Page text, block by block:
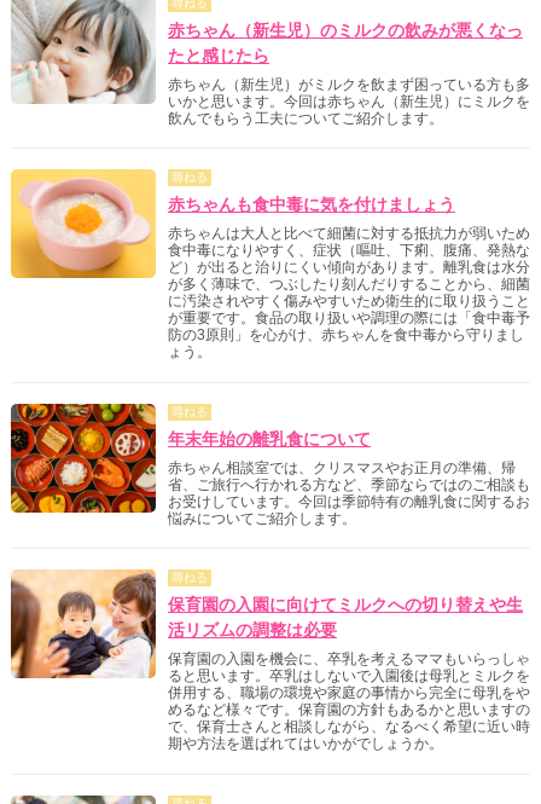
尋ねる
赤ちゃん（新生児）のミルクの飲みが悪くなっ
たと感じたら
赤ちゃん（新生児）がミルクを飲まず困っている方も多
いかと思います。今回は赤ちゃん（新生児）にミルクを
飲んでもらう工夫についてご紹介します。
尋ねる
赤ちゃんも食中毒に気を付けましょう
赤ちゃんは大人と比べて細菌に対する抵抗力が弱いため
食中毒になりやすく、症状（嘔吐、下痢、腹痛、発熱な
ど）が出ると治りにくい傾向があります。離乳食は水分
が多く薄味で、つぶしたり刻んだりすることから、細菌
に汚染されやすく傷みやすいため衛生的に取り扱うこと
が重要です。食品の取り扱いや調理の際には「食中毒予
防の3原則」を心がけ、赤ちゃんを食中毒から守りまし
ょう。
尋ねる
年末年始の離乳食について
赤ちゃん相談室では、クリスマスやお正月の準備、帰
省、ご旅行へ行かれる方など、季節ならではのご相談も
お受けしています。今回は季節特有の離乳食に関するお
悩みについてご紹介します。
尋ねる
保育園の入園に向けてミルクへの切り替えや生
活リズムの調整は必要
保育園の入園を機会に、卒乳を考えるママもいらっしゃ
ると思います。卒乳はしないで入園後は母乳とミルクを
併用する、職場の環境や家庭の事情から完全に母乳をや
めるなど様々です。保育園の方針もあるかと思いますの
で、保育士さんと相談しながら、なるべく希望に近い時
期や方法を選ばれてはいかがでしょうか。